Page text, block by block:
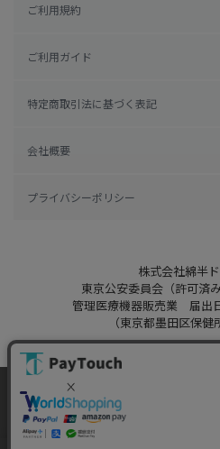
ご利用規約
ご利用ガイド
特定商取引法に基づく表記
会社概要
プライバシーポリシー
株式会社綿半
東京公安委員会（許可済
管理医療機器販売業 届出
（東京都墨田区保健
Copyright 2022
Powered by Watahan
当ウェブサイトでは、お客様により
をご提供するため、クッキーを利用
サイト利用を継続することにより、